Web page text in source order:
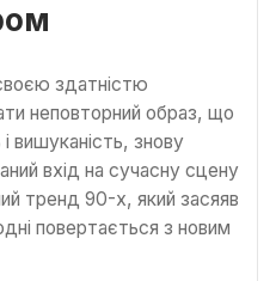
здатністю
неповторний образ, що
вишуканість, знову
вхід на сучасну сцену
тренд 90-х, який засяяв
повертається з новим